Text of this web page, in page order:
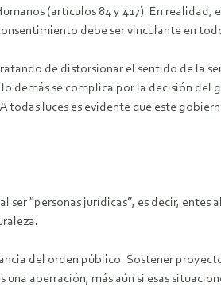
(artículos 84 y 417). En
debe ser vinculante en
de distorsionar el sentido de la
demás se complica por la decisión del
luces es evidente que este
ser “personas jurídicas”, es decir,
del orden público. Sostener
aberración, más aún si esas